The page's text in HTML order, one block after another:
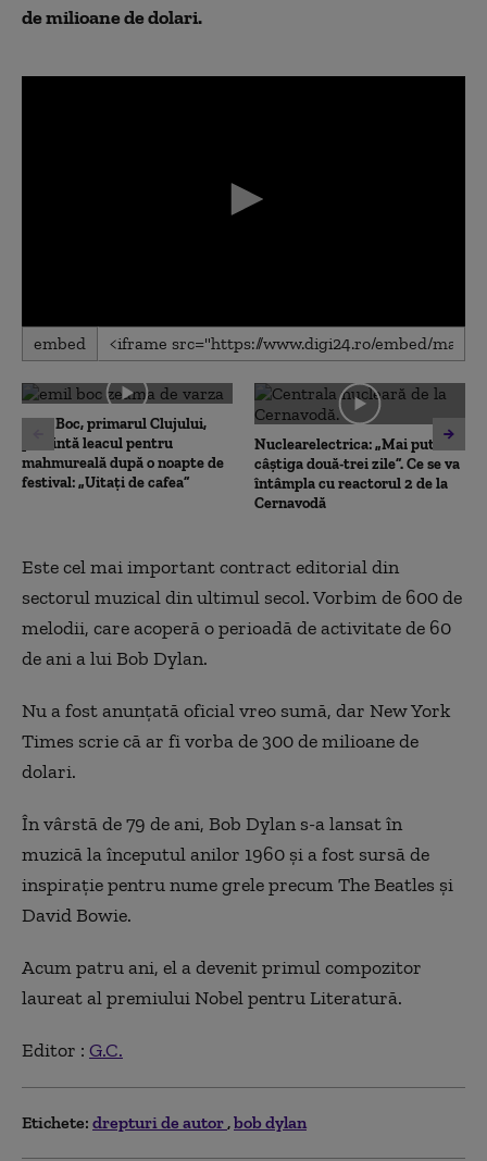
de milioane de dolari.
0
seconds
0
seconds
embed
Emil Boc, primarul Clujului,
prezintă leacul pentru
mahmureală după o noapte de
festival: „Uitați de cafea”
Nuclearelectrica: „Mai putem
câștiga două-trei zile”. Ce se va
întâmpla cu reactorul 2 de la
Cernavodă
Este cel mai important contract editorial din
sectorul muzical din ultimul secol. Vorbim de 600 de
melodii, care acoperă o perioadă de activitate de 60
de ani a lui Bob Dylan.
Nu a fost anunţată oficial vreo sumă, dar New York
Times scrie că ar fi vorba de 300 de milioane de
dolari.
În vârstă de 79 de ani, Bob Dylan s-a lansat în
muzică la începutul anilor 1960 şi a fost sursă de
inspiraţie pentru nume grele precum The Beatles și
David Bowie.
Acum patru ani, el a devenit primul compozitor
laureat al premiului Nobel pentru Literatură.
Editor : G.C.
Etichete: drepturi de autor bob dylan